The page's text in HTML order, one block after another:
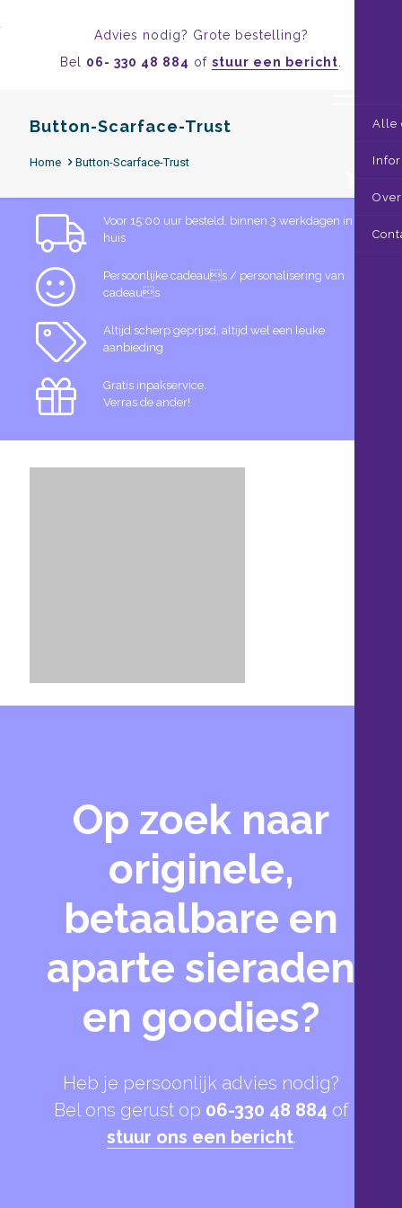
Advies nodig? Grote bestelling?
Bel 06- 330 48 884 of stuur een bericht
Button-Scarface-Trust
Home Button-Scarface-Trust
Voor 15:00 uur besteld, binnen 3 werkdagen in
huis
Persoonlijke cadeaus / personalisering van
cadeaus
Altijd scherp geprijsd, altijd wel een leuke
aanbieding
Gratis inpakservice.
Verras de ander!
Op zoek naar
originele,
betaalbare en
aparte sieraden
en goodies?
Heb je persoonlijk advies nodig?
Bel ons gerust op 06-330 48 884 of
stuur ons een bericht.
Alle